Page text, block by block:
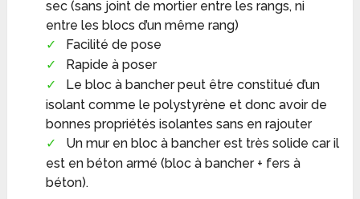
sec (sans joint de mortier entre les rangs, ni
entre les blocs d’un même rang)
Facilité de pose
Rapide à poser
Le bloc à bancher peut être constitué d’un
isolant comme le polystyrène et donc avoir de
bonnes propriétés isolantes sans en rajouter
Un mur en bloc à bancher est très solide car il
est en béton armé (bloc à bancher + fers à
béton).